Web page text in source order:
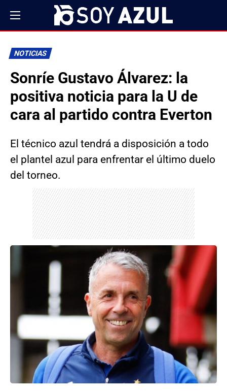
NOTICIAS
Sonríe Gustavo Álvarez: la
positiva noticia para la U de
cara al partido contra Everton
El técnico azul tendrá a disposición a todo
el plantel azul para enfrentar el último duelo
del torneo.